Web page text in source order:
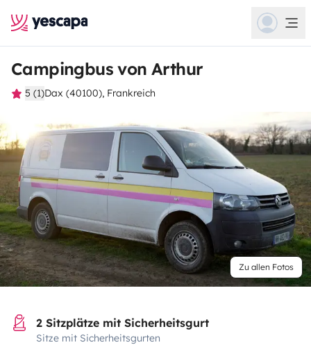
Campingbus von Arthur
5 (1)Dax (40100), Frankreich
Zu allen Fotos
2 Sitzplätze mit Sicherheitsgurt
Sitze mit Sicherheitsgurten